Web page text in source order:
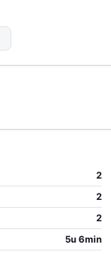
2
2
2
5u 6min